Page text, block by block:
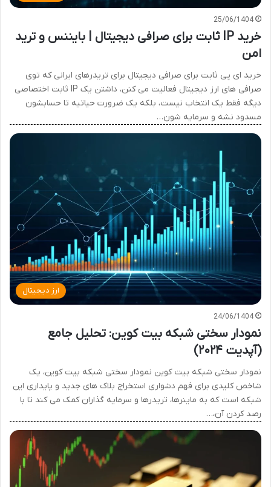
25/06/1404
خرید IP ثابت برای صرافی دیجیتال | بایننس و ترید
امن
خرید ای پی ثابت برای صرافی دیجیتال برای تریدرهای ایرانی که توی
صرافی های ارز دیجیتال فعالیت می کنن، داشتن یک IP ثابت اختصاصی
دیگه فقط یک انتخاب نیست، بلکه یک ضرورت حیاتیه تا حسابشون
مسدود نشه و سرمایه شون…
ارز دیجیتال
24/06/1404
نمودار سختی شبکه بیت کوین: تحلیل جامع
(آپدیت ۲۰۲۴)
نمودار سختی شبکه بیت کوین نمودار سختی شبکه بیت کوین، یک
شاخص کلیدی برای فهم دشواری استخراج بلاک های جدید و پایداری این
شبکه است که به ماینرها، تریدرها و سرمایه گذاران کمک می کند تا با
رصد کردن آن،…